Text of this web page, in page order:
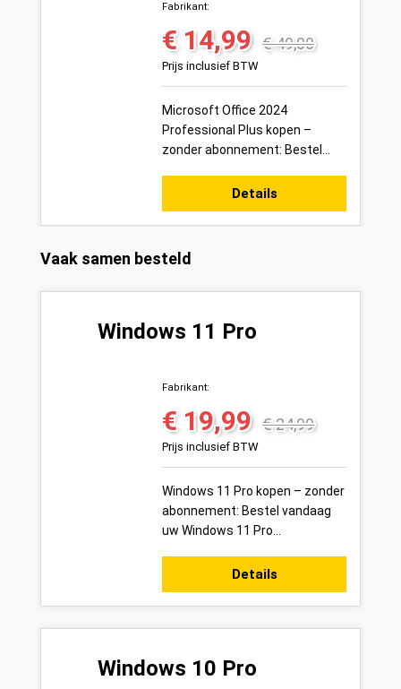
Fabrikant:
Verkoopprijs:
€ 14,99 Normale prijs:
€ 49,00
Prijs inclusief BTW
Microsoft Office 2024
Professional Plus kopen –
zonder abonnement: Bestel
Professional Plus
productsleutel voor 1 pc veilig
onl...
Details
Productgalerij overslaan
Vaak samen besteld
Windows 11 Pro
Fabrikant:
Verkoopprijs:
€ 19,99 Normale prijs:
€ 24,99
Prijs inclusief BTW
Windows 11 Pro kopen – zonder
abonnement: Bestel vandaag
uw Windows 11 Pro
online bij Variakeys.nl –
eenmalig kopen, b...
Details
Windows 10 Pro